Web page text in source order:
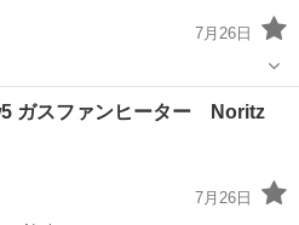
7月26日
季節、空調家電 暖炉
ガスファンヒーター Noritz
7月26日